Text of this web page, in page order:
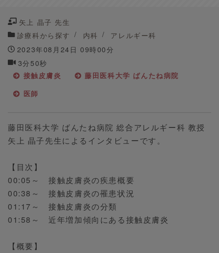
矢上 晶子 先生
診療科から探す
内科
アレルギー科
2023年08月24日 09時00分
3分50秒
接触皮膚炎
藤田医科大学 ばんたね病院
医師
藤田医科大学 ばんたね病院 総合アレルギー科 教授
矢上 晶子先生によるインタビューです。
【目次】
00:05～ 接触皮膚炎の疾患概要
00:38～ 接触皮膚炎の罹患状況
01:17～ 接触皮膚炎の分類
01:58～ 近年増加傾向にある接触皮膚炎
【概要】